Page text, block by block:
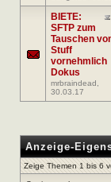
BIETE:
SFTP zum
Tauschen
Stuff
vornehmlich
Dokus
mrbraindead
30.03.17
Anzeige-
Zeige Themen 1 bis 6